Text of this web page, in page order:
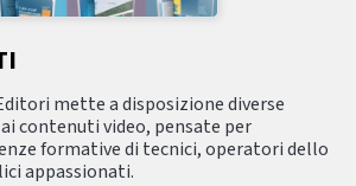
mette a disposizione diverse
contenuti video, pensate per
formative di tecnici, operatori dello
appassionati.